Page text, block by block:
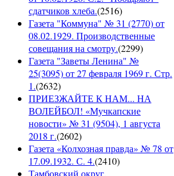
сдатчиков хлеба.(2516)
Газета "Коммуна" № 31 (2770) от
08.02.1929. Производственные
совещания на смотру.(2299)
Газета "Заветы Ленина" №
25(3095) от 27 февраля 1969 г. Стр.
1.(2632)
ПРИЕЗЖАЙТЕ К НАМ... НА
ВОЛЕЙБОЛ! «Мучкапские
новости» № 31 (9504), 1 августа
2018 г.(2602)
Газета «Колхозная правда» № 78 от
17.09.1932. С. 4.(2410)